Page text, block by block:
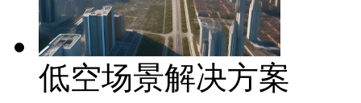
低空场景解决方案